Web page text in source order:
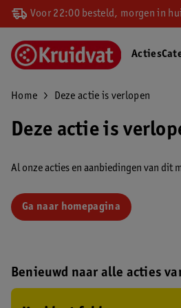
Voor 22:00 besteld, morgen in
Acties
Home Deze actie is verlopen
Deze actie is
Al onze acties en aanbiedingen van dit
Ga naar homepagina
Benieuwd naar alle acties